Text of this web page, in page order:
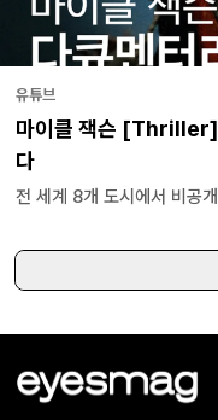
유튜브
마이클 잭슨 [Thriller]
다
전 세계 8개 도시에서 비공